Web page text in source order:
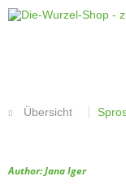
Übersicht
Author: Jana Iger